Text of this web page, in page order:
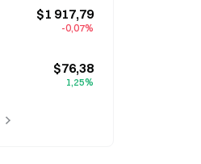
$1 917,79
-0,07%
$76,38
1,25%